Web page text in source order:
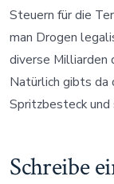
Steuern für die
man Drogen
diverse Milliarden
Natürlich gibts da
Spritzbesteck
Schreibe